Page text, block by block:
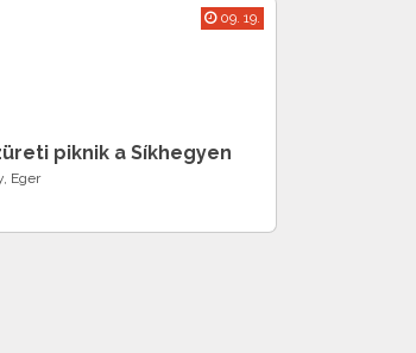
09. 19.
piknik a Síkhegyen
Eger